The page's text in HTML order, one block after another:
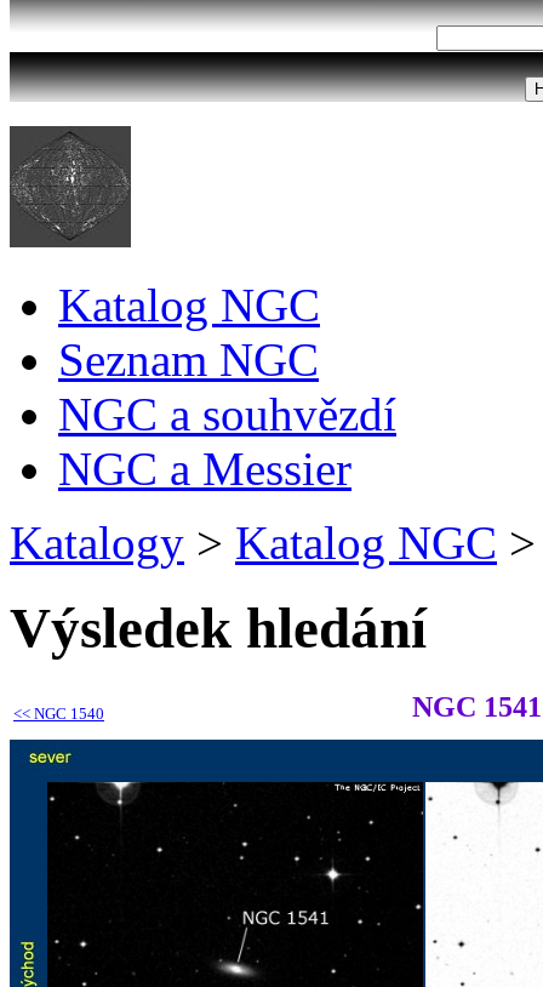
Katalog NGC
Seznam NGC
NGC a souhvězdí
NGC a Messier
Katalogy > Katalog NGC >
Výsledek hledání
<< NGC 1540 NGC 1541